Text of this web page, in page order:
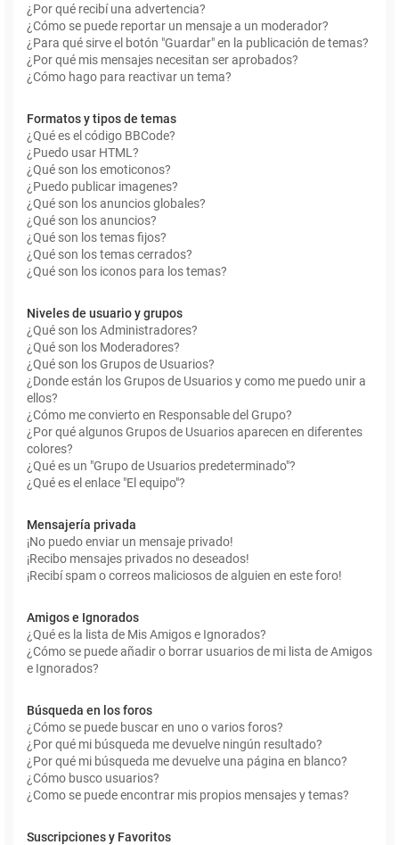
¿Por qué recibí una advertencia?
¿Cómo se puede reportar un mensaje a un moderador?
¿Para qué sirve el botón "Guardar" en la publicación de temas?
¿Por qué mis mensajes necesitan ser aprobados?
¿Cómo hago para reactivar un tema?
Formatos y tipos de temas
¿Qué es el código BBCode?
¿Puedo usar HTML?
¿Qué son los emoticonos?
¿Puedo publicar imagenes?
¿Qué son los anuncios globales?
¿Qué son los anuncios?
¿Qué son los temas fijos?
¿Qué son los temas cerrados?
¿Qué son los iconos para los temas?
Niveles de usuario y grupos
¿Qué son los Administradores?
¿Qué son los Moderadores?
¿Qué son los Grupos de Usuarios?
¿Donde están los Grupos de Usuarios y como me puedo unir a
ellos?
¿Cómo me convierto en Responsable del Grupo?
¿Por qué algunos Grupos de Usuarios aparecen en diferentes
colores?
¿Qué es un "Grupo de Usuarios predeterminado"?
¿Qué es el enlace "El equipo"?
Mensajería privada
¡No puedo enviar un mensaje privado!
¡Recibo mensajes privados no deseados!
¡Recibí spam o correos maliciosos de alguien en este foro!
Amigos e Ignorados
¿Qué es la lista de Mis Amigos e Ignorados?
¿Cómo se puede añadir o borrar usuarios de mi lista de Amigos
e Ignorados?
Búsqueda en los foros
¿Cómo se puede buscar en uno o varios foros?
¿Por qué mi búsqueda me devuelve ningún resultado?
¿Por qué mi búsqueda me devuelve una página en blanco?
¿Cómo busco usuarios?
¿Como se puede encontrar mis propios mensajes y temas?
Suscripciones y Favoritos